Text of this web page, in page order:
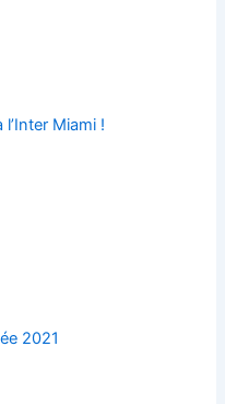
Miami !
2021